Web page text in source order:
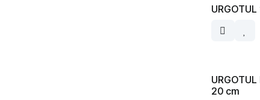
URGOTUL
20 cm